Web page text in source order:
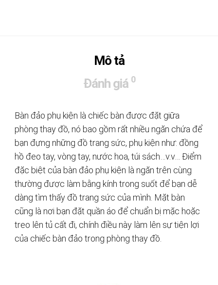
Mô tả
Đánh giá 0
Bàn đảo phụ kiện là chiếc bàn được đặt giữa
phòng thay đồ, nó bao gồm rất nhiều ngăn chứa để
bạn đựng những đồ trang sức, phụ kiện như: đồng
hồ đeo tay, vòng tay, nước hoa, túi sách…v.v… Điểm
đặc biệt của bàn đảo phụ kiện là ngăn trên cùng
thường được làm bằng kính trong suốt để bạn dễ
dàng tìm thấy đồ trang sức của mình. Mặt bàn
cũng là nơi bạn đặt quần áo để chuẩn bị mặc hoặc
treo lên tủ cất đi, chính điều này làm lên sự tiện lợi
của chiếc bàn đảo trong phòng thay đồ.